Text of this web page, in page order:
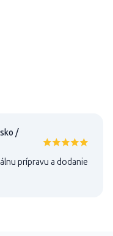
/
prípravu a dodanie